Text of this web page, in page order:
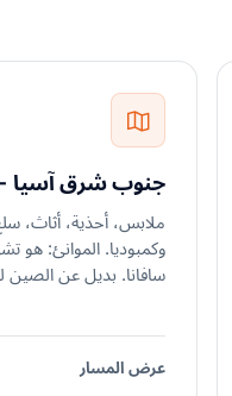
جنوب شرق آسيا ←
ملابس، أحذية، أثاث،
وكمبوديا. الموانئ: هو
سافانا. بديل عن الصين
عرض المسار